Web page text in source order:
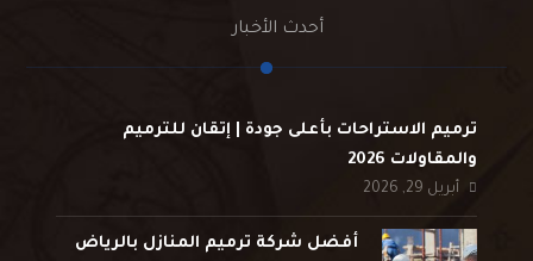
أحدث الأخبار
ترميم الاستراحات بأعلى جودة | إتقان للترميم
والمقاولات 2026
أبريل 29, 2026
أفضل شركة ترميم المنازل بالرياض